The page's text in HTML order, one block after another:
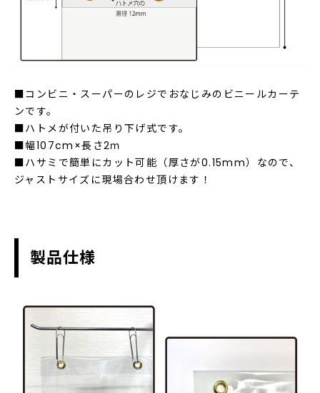
■コンビニ・スーパーのレジでおなじみのビニールカーテ
ンです。
■ハトメが付いた吊り下げ式です。
■幅107cm×長さ2ｍ
■ハサミで簡単にカット可能（厚さが0.15mm）なので、
ジャストサイズに現場合わせ頂けます！
製品仕様